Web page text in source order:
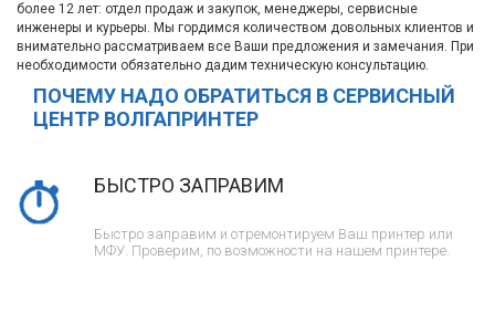
более 12 лет: отдел продаж и закупок, менеджеры, сервисные
инженеры и курьеры. Мы гордимся количеством довольных клиентов и
внимательно рассматриваем все Ваши предложения и замечания. При
необходимости обязательно дадим техническую консультацию.
ПОЧЕМУ НАДО ОБРАТИТЬСЯ В СЕРВИСНЫЙ
ЦЕНТР ВОЛГАПРИНТЕР
БЫСТРО ЗАПРАВИМ
Быстро заправим и отремонтируем Ваш принтер или
МФУ. Проверим, по возможности на нашем принтере.